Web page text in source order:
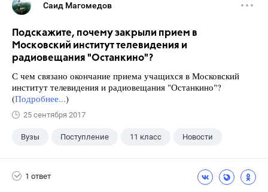
Саид Магомедов
Подскажите, почему закрыли прием в
Московский институт телевидения и
радиовещания "Останкино"?
С чем связано окончание приема учащихся в Московский
институт телевидения и радиовещания "Останкино"?
(Подробнее...)
25 сентября 2017
Вузы Поступление 11 класс Новости
1 ответ